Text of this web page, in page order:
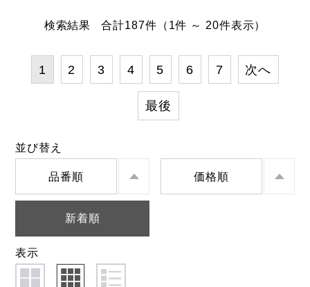
検索結果 合計187件 （1件 ～ 20件表示）
1 2 3 4 5 6 7 次へ
最後
並び替え
品番順 価格順
新着順
表示